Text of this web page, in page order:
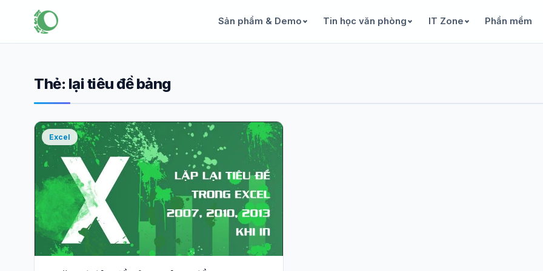
Sản phẩm & Demo Tin học văn phòng IT Zone Phần mềm
Thẻ: lại tiêu đề bảng
Excel